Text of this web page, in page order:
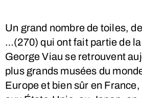
Un grand nombre de toiles,
…(270) qui ont fait partie de
George Viau se retrouvent
plus grands musées du
Europe et bien sûr en